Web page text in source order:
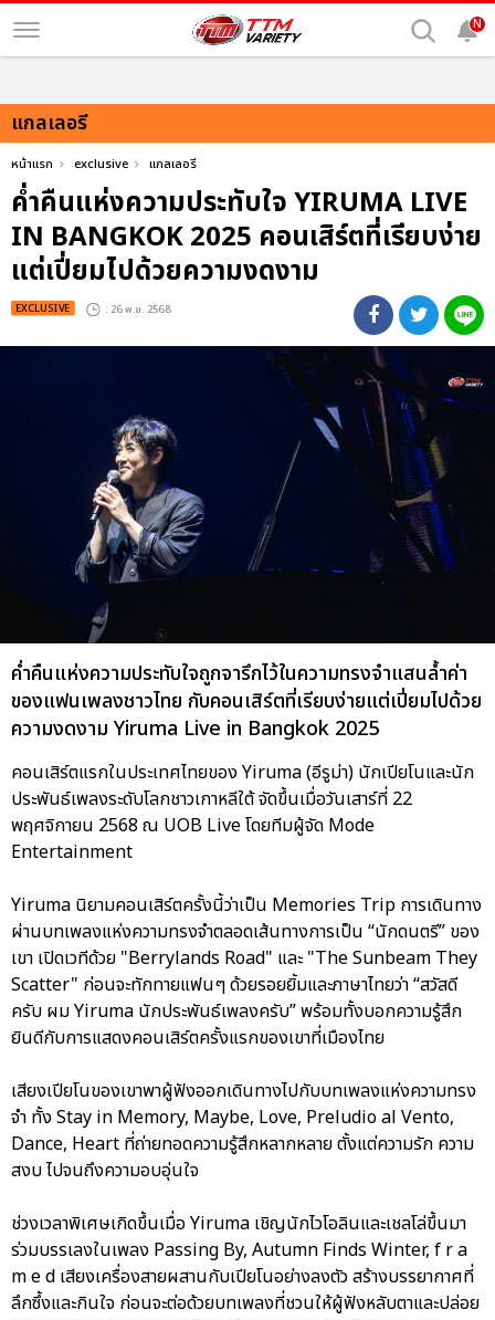
N
แกลเลอรี
หน้าแรก exclusive แกลเลอรี
ค่ำคืนแห่งความประทับใจ YIRUMA LIVE
IN BANGKOK 2025 คอนเสิร์ตที่เรียบง่าย
แต่เปี่ยมไปด้วยความงดงาม
EXCLUSIVE : 26 พ.ย. 2568
ค่ำคืนแห่งความประทับใจถูกจารึกไว้ในความทรงจำแสนล้ำค่า
ของแฟนเพลงชาวไทย กับคอนเสิร์ตที่เรียบง่ายแต่เปี่ยมไปด้วย
ความงดงาม Yiruma Live in Bangkok 2025
คอนเสิร์ตแรกในประเทศไทยของ Yiruma (อีรูม่า) นักเปียโนและนัก
ประพันธ์เพลงระดับโลกชาวเกาหลีใต้ จัดขึ้นเมื่อวันเสาร์ที่ 22
พฤศจิกายน 2568 ณ UOB Live โดยทีมผู้จัด Mode
Entertainment
Yiruma นิยามคอนเสิร์ตครั้งนี้ว่าเป็น Memories Trip การเดินทาง
ผ่านบทเพลงแห่งความทรงจำตลอดเส้นทางการเป็น “นักดนตรี” ของ
เขา เปิดเวทีด้วย "Berrylands Road" และ "The Sunbeam They
Scatter" ก่อนจะทักทายแฟนๆ ด้วยรอยยิ้มและภาษาไทยว่า “สวัสดี
ครับ ผม Yiruma นักประพันธ์เพลงครับ” พร้อมทั้งบอกความรู้สึก
ยินดีกับการแสดงคอนเสิร์ตครั้งแรกของเขาที่เมืองไทย
เสียงเปียโนของเขาพาผู้ฟังออกเดินทางไปกับบทเพลงแห่งความทรง
จำ ทั้ง Stay in Memory, Maybe, Love, Preludio al Vento,
Dance, Heart ที่ถ่ายทอดความรู้สึกหลากหลาย ตั้งแต่ความรัก ความ
สงบ ไปจนถึงความอบอุ่นใจ
ช่วงเวลาพิเศษเกิดขึ้นเมื่อ Yiruma เชิญนักไวโอลินและเชลโล่ขึ้นมา
ร่วมบรรเลงในเพลง Passing By, Autumn Finds Winter, f r a
m e d เสียงเครื่องสายผสานกับเปียโนอย่างลงตัว สร้างบรรยากาศที่
ลึกซึ้งและกินใจ ก่อนจะต่อด้วยบทเพลงที่ชวนให้ผู้ฟังหลับตาและปล่อย